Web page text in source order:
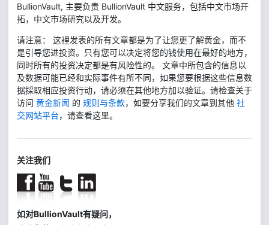
BullionVault, 主要负责 BullionVault 中文服务，包括中文市场开
拓，中文市场研究以及开发。
请注意： 这裡发表的所有文章都是为了让您更了解黄金，而不
是引导您进投资。只有您可以决定将您的钱使用在最好的地方，
同时所有的投资决定都是有风险性的。 文章中所包含的信息以
及数据可能已经和实际事件有所不同，如果您要根据这些信息数
据採取相应投资行动，请必须在其他地方加以验证。请检查关于
访问 黄金新闻 的 规则与条款，如要分享我们的文章到其他 社
交网站平台，请查看这里。
关注我们
如对BullionVault有疑问，